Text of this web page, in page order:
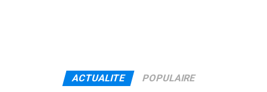
ACTUALITE POPULAIRE